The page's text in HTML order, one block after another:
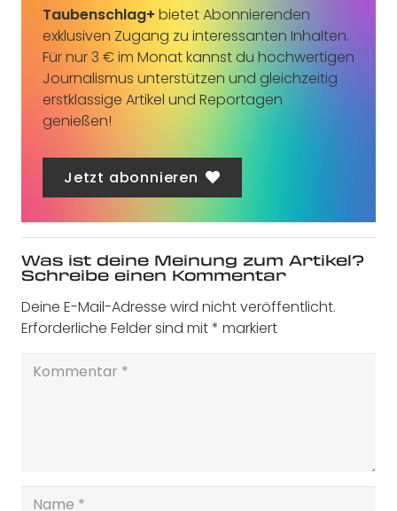
Taubenschlag+ bietet Abonnierenden
exklusiven Zugang zu interessanten Inhalten.
Für nur 3 € im Monat kannst du hochwertigen
Journalismus unterstützen und gleichzeitig
erstklassige Artikel und Reportagen
genießen!
Jetzt abonnieren
Was ist deine Meinung zum Artikel?
Schreibe einen Kommentar
Deine E-Mail-Adresse wird nicht veröffentlicht.
Erforderliche Felder sind mit* markiert